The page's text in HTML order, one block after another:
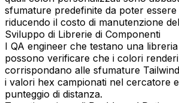
sfumature predefinite da poter essere
riducendo il costo di manutenzione
Sviluppo di Librerie di Componenti
I QA engineer che testano una
possono verificare che i colori
corrispondano alle sfumature
i valori hex campionati nel cercatore
punteggio di distanza.